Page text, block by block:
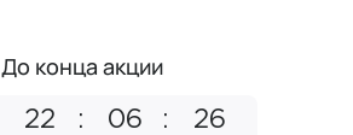
До конца акции
22 06 25